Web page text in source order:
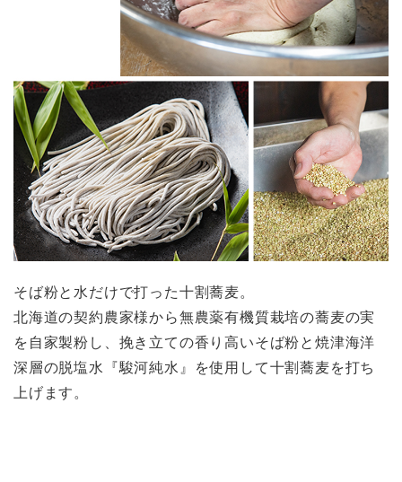
そば粉と水だけで打った十割蕎麦。
北海道の契約農家様から無農薬有機質栽培の蕎麦の実
を自家製粉し、挽き立ての香り高いそば粉と焼津海洋
深層の脱塩水『駿河純水』を使用して十割蕎麦を打ち
上げます。